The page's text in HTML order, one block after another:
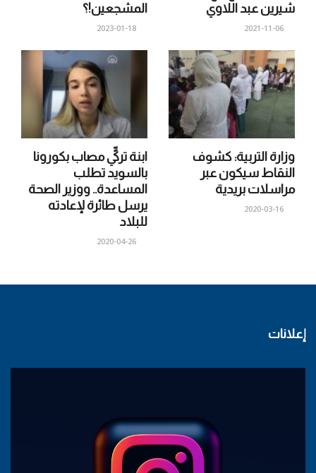
المشجعين!؟
2023-01-18
شيرين عبد اللاوي
2021-11-06
ابنة تركيٍّ مصاب بكورونا
بالسويد تطلب
المساعدة.. ووزير الصحة
يرسل طائرة لإعادته
للبلاد
2020-04-26
وزارة التربية: كشوف
النقاط سيكون عبر
مراسلات بريدية
2020-03-16
إعلانات